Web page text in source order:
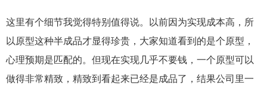
这里有个细节我觉得特别值得说。以前因为实现成本高，所
以原型这种半成品才显得珍贵，大家知道看到的是个原型，
心理预期是匹配的。但现在实现几乎不要钱，一个原型可以
做得非常精致，精致到看起来已经是成品了，结果公司里一